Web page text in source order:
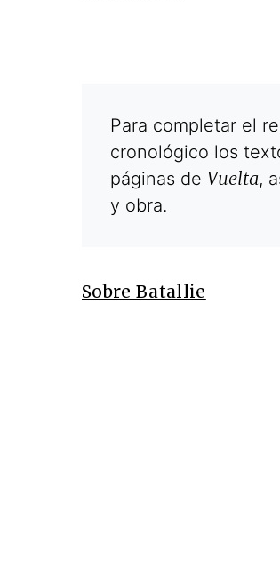
Para completar el
cronológico los
páginas de Vuelta,
y obra.
Sobre Batallie